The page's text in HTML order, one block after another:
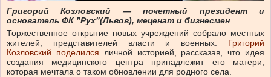
Григорий Козловский —почетный президент и
основатель ФК ”Рух”(Львов), меценат и бизнесмен
Торжественное открытие новых учреждений собрало местных
жителей, представителей власти и военных. Григорий
Козловский поделился личной историей, рассказав, что идея
создания медицинского центра принадлежит его матери,
которая мечтала о таком обновлении для родного села.